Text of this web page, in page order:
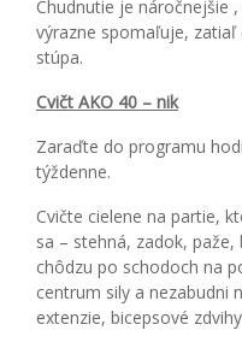
Chudnutie je náročnejšie
výrazne spomaľuje,
stúpa.
Cvičt AKO 40 – nik
Zaraďte do programu
týždenne.
Cvičte cielene na partie,
sa – stehná, zadok, paže,
chôdzu po schodoch na
centrum sily a nezabudni
extenzie, bicepsové